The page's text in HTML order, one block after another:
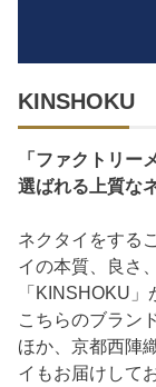
KINSHOKU
「ファクトリー
選ばれる上質な
ネクタイをする
イの本質、良さ
「KINSHOKU」
こちらのブラン
ほか、京都西陣
イもお届けして